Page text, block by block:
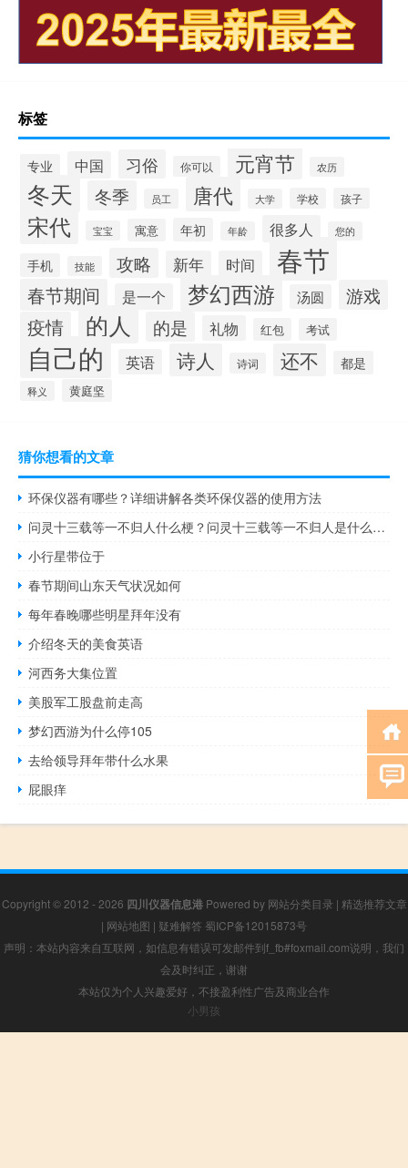
标签
专业 中国 习俗 你可以 元宵节 农历
冬天 冬季 员工 唐代 大学 学校 孩子
宋代 宝宝 寓意 年初 年龄 很多人 您的
手机 技能 攻略 新年 时间 春节
春节期间 是一个 梦幻西游 汤圆 游戏
疫情 的人 的是 礼物 红包 考试
自己的 英语 诗人 诗词 还不 都是
释义 黄庭坚
猜你想看的文章
环保仪器有哪些？详细讲解各类环保仪器的使用方法
问灵十三载等一不归人什么梗？问灵十三载等一不归人是什么意思什么梗
小行星带位于
春节期间山东天气状况如何
每年春晚哪些明星拜年没有
介绍冬天的美食英语
河西务大集位置
美股军工股盘前走高
梦幻西游为什么停105
去给领导拜年带什么水果
屁眼痒
Copyright © 2012 - 2026 四川仪器信息港Powered by 网站分类目录 | 精选推荐文章
| 网站地图 | 疑难解答 蜀ICP备12015873号
声明：本站内容来自互联网，如信息有错误可发邮件到f_fb#foxmail.com说明，我们
会及时纠正，谢谢
本站仅为个人兴趣爱好，不接盈利性广告及商业合作
小男孩